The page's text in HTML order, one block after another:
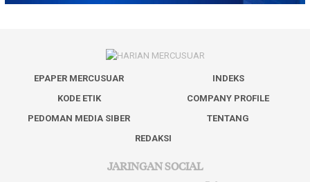
EPAPER MERCUSUAR
INDEKS
KODE ETIK
COMPANY PROFILE
PEDOMAN MEDIA SIBER
TENTANG
REDAKSI
JARINGAN SOCIAL